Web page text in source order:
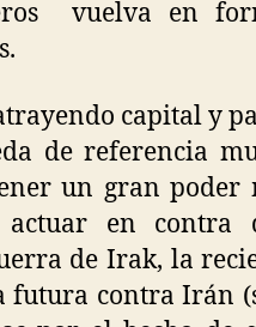
vuelva en
capital y
de referencia
un gran
en contra
de Irak, la
futura contra Irán